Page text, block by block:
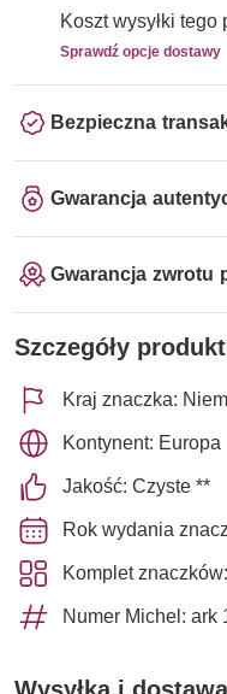
Koszt wysyłki tego
Sprawdź opcje dostawy
Bezpieczna
Gwarancja
Gwarancja zwrotu
Szczegóły
Kraj znaczka:
Kontynent: Europa
Jakość: Czyste **
Rok wydania
Komplet
Numer Michel: ark